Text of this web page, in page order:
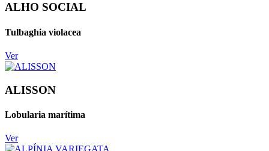
ALHO SOCIAL
Tulbaghia violacea
Ver
ALISSON
Lobularia marítima
Ver